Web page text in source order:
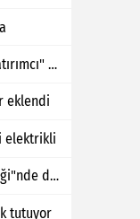
Başlangıç aşamasındaki girişimlere "melek yatırımcı" desteği
eklendi
elektrikli
"Sinema sektörünün desteklenmesi yönetmeliği"nde değişiklik yapıldı
tutuyor